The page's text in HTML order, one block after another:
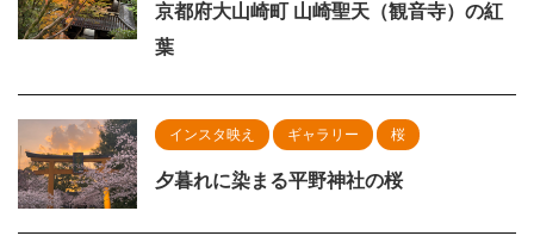
京都府大山崎町 山崎聖天（観音寺）の紅
葉
インスタ映え ギャラリー 桜
夕暮れに染まる平野神社の桜